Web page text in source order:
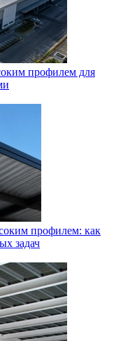
профилем для
профилем: как
задач